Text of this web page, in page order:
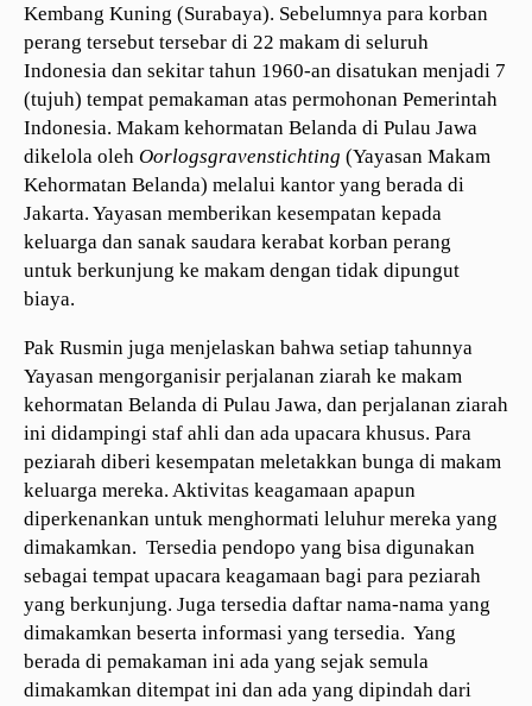
Kembang Kuning (Surabaya). Sebelumnya para korban
perang tersebut tersebar di 22 makam di seluruh
Indonesia dan sekitar tahun 1960-an disatukan menjadi 7
(tujuh) tempat pemakaman atas permohonan Pemerintah
Indonesia. Makam kehormatan Belanda di Pulau Jawa
dikelola oleh Oorlogsgravenstichting (Yayasan Makam
Kehormatan Belanda) melalui kantor yang berada di
Jakarta. Yayasan memberikan kesempatan kepada
keluarga dan sanak saudara kerabat korban perang
untuk berkunjung ke makam dengan tidak dipungut
biaya.
Pak Rusmin juga menjelaskan bahwa setiap tahunnya
Yayasan mengorganisir perjalanan ziarah ke makam
kehormatan Belanda di Pulau Jawa, dan perjalanan ziarah
ini didampingi staf ahli dan ada upacara khusus. Para
peziarah diberi kesempatan meletakkan bunga di makam
keluarga mereka. Aktivitas keagamaan apapun
diperkenankan untuk menghormati leluhur mereka yang
dimakamkan. Tersedia pendopo yang bisa digunakan
sebagai tempat upacara keagamaan bagi para peziarah
yang berkunjung. Juga tersedia daftar nama-nama yang
dimakamkan beserta informasi yang tersedia. Yang
berada di pemakaman ini ada yang sejak semula
dimakamkan ditempat ini dan ada yang dipindah dari